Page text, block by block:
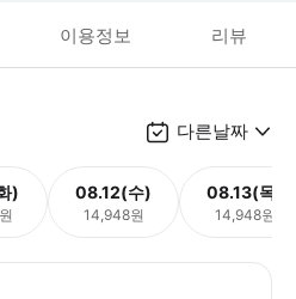
이용정보 리뷰
다른날짜
) 08.12(수)
14,948원
08.13(목)
14,948원